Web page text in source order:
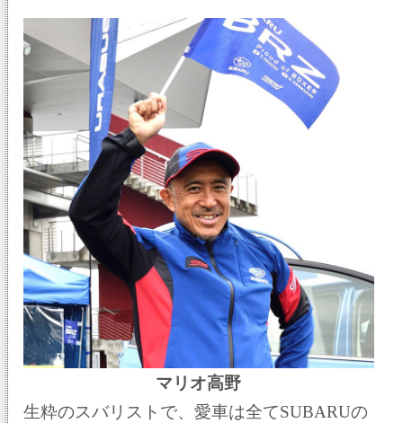
マリオ高野
生粋のスバリストで、愛車は全てSUBARUの